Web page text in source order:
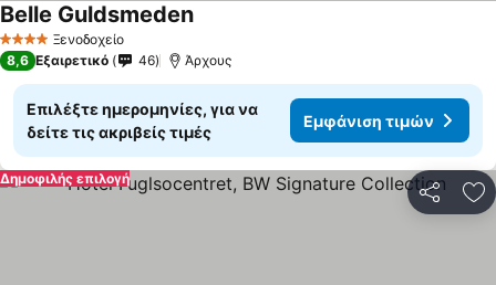
4 ΑστέριαΞενοδοχείο
Belle GuldsmedenΕμφάνιση τιμών
8,6 Εξαιρετικό 46 Άρχους
Επιλέξτε ημερομηνίες, για να
δείτε τις ακριβείς τιμές
Εμφάνιση τιμών
Δημοφιλής επιλογή